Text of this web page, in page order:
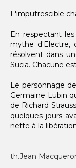
L'imputrescible
En respectant
mythe d'Electre,
résolvent dans
Sucia. Chacune
Le personnage
Germaine Lubin
de Richard
quelques jours
nette à la
th.Jean